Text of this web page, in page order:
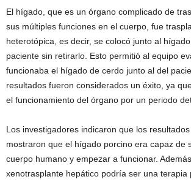
El hígado, que es un órgano complicado de
sus múltiples funciones en el cuerpo, fue
heterotópica, es decir, se colocó junto al
paciente sin retirarlo. Esto permitió al equipo
funcionaba el hígado de cerdo junto al del
resultados fueron considerados un éxito, ya
el funcionamiento del órgano por un periodo
Los investigadores indicaron que los
mostraron que el hígado porcino era capaz de
cuerpo humano y empezar a funcionar.
xenotrasplante hepático podría ser una terapia